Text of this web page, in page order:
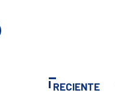
RECIENTE